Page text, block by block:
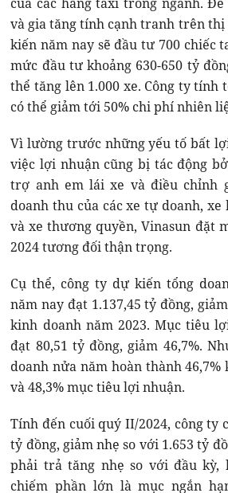
và gia tăng tính cạnh tranh trên
kiến năm nay sẽ đầu tư 700 chiếc
mức đầu tư khoảng 630-650 tỷ
thể tăng lên 1.000 xe. Công ty tính
có thể giảm tới 50% chi phí nhiên
Vì lường trước những yếu tố bất
việc lợi nhuận cũng bị tác động
trợ anh em lái xe và điều chỉnh
doanh thu của các xe tự doanh,
và xe thương quyền, Vinasun đặt
2024 tương đối thận trọng.
Cụ thể, công ty dự kiến tổng
năm nay đạt 1.137,45 tỷ đồng,
kinh doanh năm 2023. Mục tiêu
đạt 80,51 tỷ đồng, giảm 46,7%.
doanh nửa năm hoàn thành 46,7%
và 48,3% mục tiêu lợi nhuận.
Tính đến cuối quý II/2024, công ty
tỷ đồng, giảm nhẹ so với 1.653 tỷ
phải trả tăng nhẹ so với đầu kỳ,
chiếm phần lớn là mục ngắn